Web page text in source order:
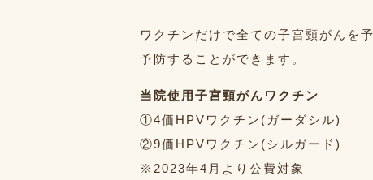
ワクチンだけで全ての子宮頸がんを
予防することができます。
当院使用子宮頸がんワクチン
①4価HPVワクチン(ガーダシル)
②9価HPVワクチン(シルガード)
※2023年4月より公費対象